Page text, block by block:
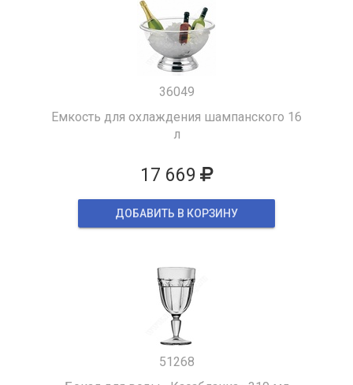
36049
Емкость для охлаждения шампанского 16
л
17 669
ДОБАВИТЬ В КОРЗИНУ
51268